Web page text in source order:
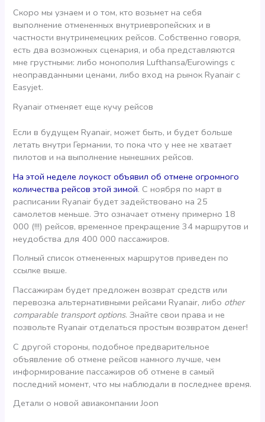
Скоро мы узнаем и о том, кто возьмет на себя
выполнение отмененных внутриевропейских и в
частности внутринемецких рейсов. Собственно говоря,
есть два возможных сценария, и оба представляются
мне грустными: либо монополия Lufthansa/Eurowings с
неоправданными ценами, либо вход на рынок Ryanair с
Easyjet.
Ryanair отменяет еще кучу рейсов
Если в будущем Ryanair, может быть, и будет больше
летать внутри Германии, то пока что у нее не хватает
пилотов и на выполнение нынешних рейсов.
На этой неделе лоукост объявил об отмене огромного
количества рейсов этой зимой. С ноября по март в
расписании Ryanair будет задействовано на 25
самолетов меньше. Это означает отмену примерно 18
000 (!!!) рейсов, временное прекращение 34 маршрутов и
неудобства для 400 000 пассажиров.
Полный список отмененных маршрутов приведен по
ссылке выше.
Пассажирам будет предложен возврат средств или
перевозка альтернативными рейсами Ryanair, либо other
comparable transport options. Знайте свои права и не
позвольте Ryanair отделаться простым возвратом денег!
С другой стороны, подобное предварительное
объявление об отмене рейсов намного лучше, чем
информирование пассажиров об отмене в самый
последний момент, что мы наблюдали в последнее время.
Детали о новой авиакомпании Joon